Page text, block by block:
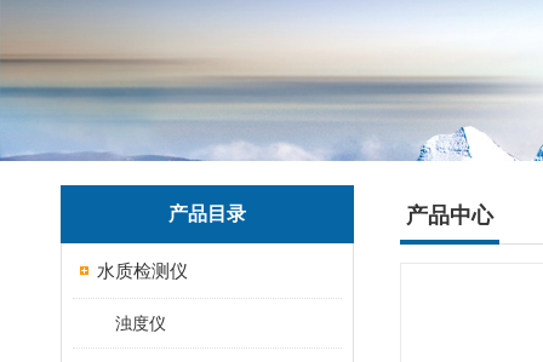
产品目录
水质检测仪
浊度仪
产品中心